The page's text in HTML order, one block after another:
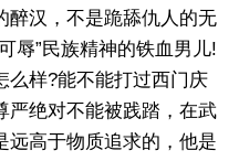
醉汉，不是跪舔仇人的无
辱”民族精神的铁血男儿!
么样?能不能打过西门庆
严绝对不能被践踏，在武
远高于物质追求的，他是